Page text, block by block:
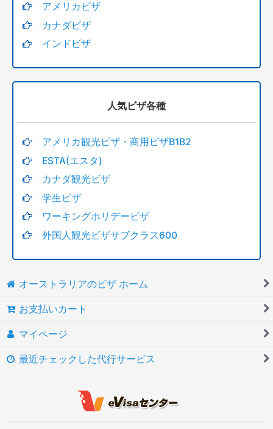
アメリカビザ
カナダビザ
インドビザ
人気ビザ各種
アメリカ観光ビザ・商用ビザB1B2
ESTA(エスタ)
カナダ観光ビザ
学生ビザ
ワーキングホリデービザ
外国人観光ビザサブクラス600
オーストラリアのビザ ホーム
お支払いカート
マイページ
最近チェックした代行サービス